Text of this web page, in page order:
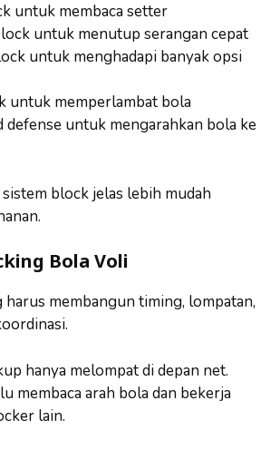
untuk membaca setter
untuk menutup serangan cepat
untuk menghadapi banyak opsi
untuk memperlambat bola
defense untuk mengarahkan bola ke
block jelas lebih mudah
Bola Voli
membangun timing, lompatan,
hanya melompat di depan net.
membaca arah bola dan bekerja
lain.